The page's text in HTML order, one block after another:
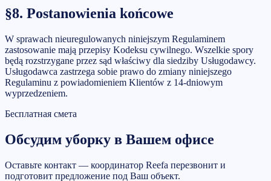
§8. Postanowienia końcowe
W sprawach nieuregulowanych niniejszym Regulaminem
zastosowanie mają przepisy Kodeksu cywilnego. Wszelkie spory
będą rozstrzygane przez sąd właściwy dla siedziby Usługodawcy.
Usługodawca zastrzega sobie prawo do zmiany niniejszego
Regulaminu z powiadomieniem Klientów z 14-dniowym
wyprzedzeniem.
Бесплатная смета
Обсудим уборку в Вашем офисе
Оставьте контакт — координатор Reefa перезвонит и
подготовит предложение под Ваш объект.